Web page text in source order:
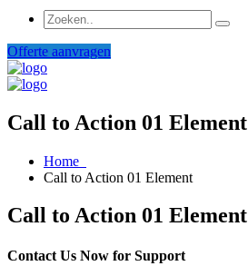
Offerte aanvragen
Call to Action 01 Element
Home
Call to Action 01 Element
Call to Action 01 Element
Contact Us Now for Support